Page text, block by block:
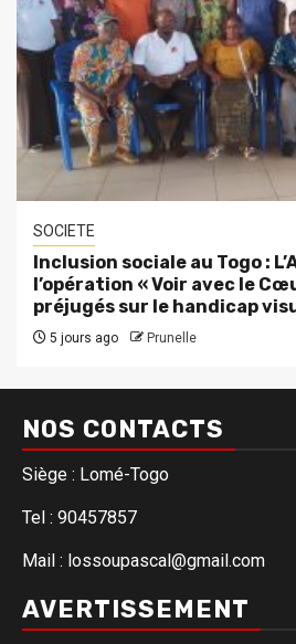
SOCIETE
Inclusion sociale au Togo :
l’opération « Voir avec le
préjugés sur le handicap
5 jours ago Prunelle
NOS CONTACTS
Siège : Lomé-Togo
Tel : 90457857
Mail : lossoupascal@gmail.com
AVERTISSEMENT